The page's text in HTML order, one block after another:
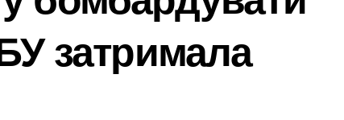
у $2000 за ненастоящий діагноз
зброї: результати декларування в Києві
мережі із 39 нелегальних казино
затримала